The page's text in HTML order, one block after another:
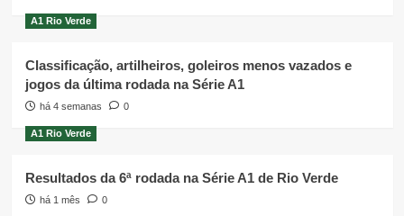
A1 Rio Verde
Classificação, artilheiros, goleiros menos vazados e
jogos da última rodada na Série A1
há 4 semanas 0
A1 Rio Verde
Resultados da 6ª rodada na Série A1 de Rio Verde
há 1 mês 0